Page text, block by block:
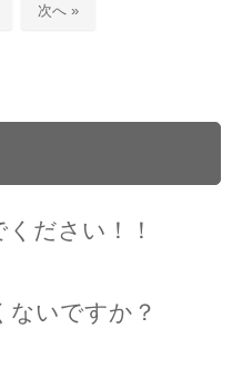
次へ »
ださい！！
ないですか？